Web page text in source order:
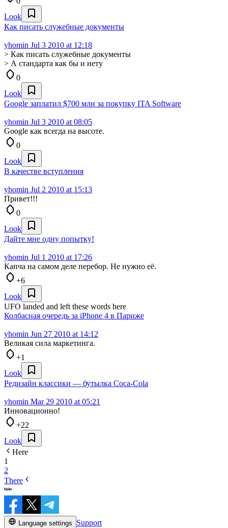
Look
Как писать служебные документы
yhomin Jul 3 2010 at 12:18
> Как писать служебные документы
> А стандарта как бы и нету
0
Look
Google заплатил $700 млн за покупку ITA Software
yhomin Jul 3 2010 at 08:05
Google как всегда на высоте.
0
Look
В качестве вступления
yhomin Jul 2 2010 at 15:13
Привет!!!
0
Look
Дайте мне одну попытку!
yhomin Jul 1 2010 at 17:26
Капча на самом деле перебор. Не нужно её.
+6
Look
UFO landed and left these words here
Колбасная очередь за iPhone 4 в Париже
yhomin Jun 27 2010 at 14:12
Великая сила маркетинга.
+1
Look
Редизайн классики — бутылка Coca-Cola
yhomin Mar 29 2010 at 05:21
Инновационно!
+22
Look
Here
1
2
There
Language settings Support